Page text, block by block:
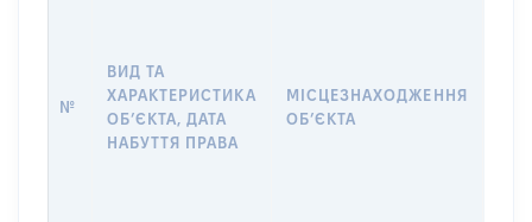
№
ВИД ТА
ХАРАКТЕРИСТИКА
ОБʼЄКТА, ДАТА
НАБУТТЯ ПРАВА
МІСЦЕЗНАХОДЖЕННЯ
ОБʼЄКТА